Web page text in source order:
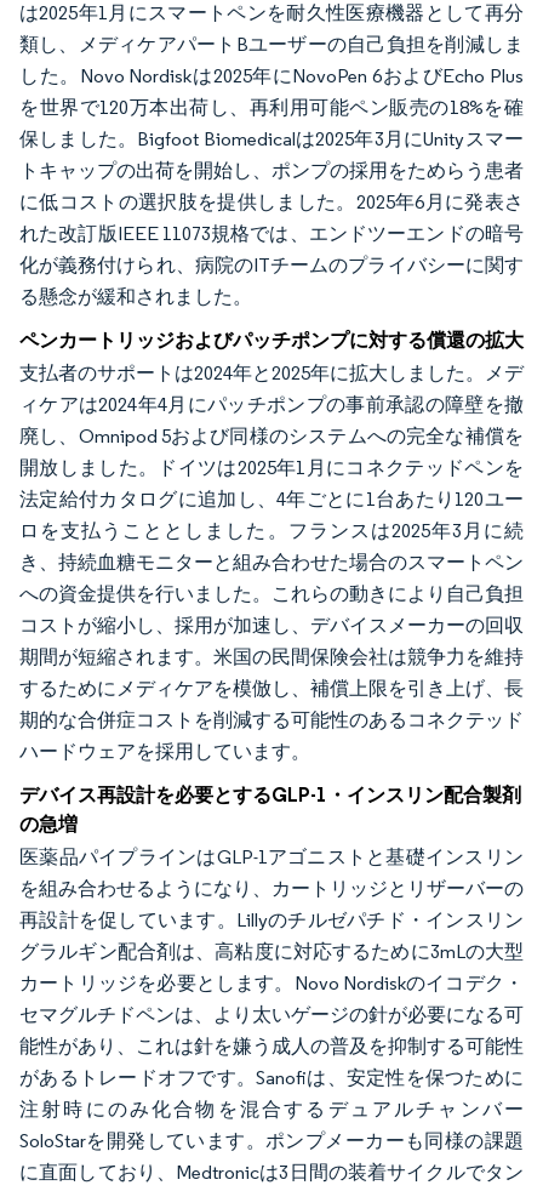
は2025年1月にスマートペンを耐久性医療機器として再分
類し、メディケアパートBユーザーの自己負担を削減しま
した。Novo Nordiskは2025年にNovoPen 6およびEcho Plus
を世界で120万本出荷し、再利用可能ペン販売の18%を確
保しました。Bigfoot Biomedicalは2025年3月にUnityスマー
トキャップの出荷を開始し、ポンプの採用をためらう患者
に低コストの選択肢を提供しました。2025年6月に発表さ
れた改訂版IEEE 11073規格では、エンドツーエンドの暗号
化が義務付けられ、病院のITチームのプライバシーに関す
る懸念が緩和されました。
ペンカートリッジおよびパッチポンプに対する償還の拡大
支払者のサポートは2024年と2025年に拡大しました。メデ
ィケアは2024年4月にパッチポンプの事前承認の障壁を撤
廃し、Omnipod 5および同様のシステムへの完全な補償を
開放しました。ドイツは2025年1月にコネクテッドペンを
法定給付カタログに追加し、4年ごとに1台あたり120ユー
ロを支払うこととしました。フランスは2025年3月に続
き、持続血糖モニターと組み合わせた場合のスマートペン
への資金提供を行いました。これらの動きにより自己負担
コストが縮小し、採用が加速し、デバイスメーカーの回収
期間が短縮されます。米国の民間保険会社は競争力を維持
するためにメディケアを模倣し、補償上限を引き上げ、長
期的な合併症コストを削減する可能性のあるコネクテッド
ハードウェアを採用しています。
デバイス再設計を必要とするGLP-1・インスリン配合製剤
の急増
医薬品パイプラインはGLP-1アゴニストと基礎インスリン
を組み合わせるようになり、カートリッジとリザーバーの
再設計を促しています。Lillyのチルゼパチド・インスリン
グラルギン配合剤は、高粘度に対応するために3mLの大型
カートリッジを必要とします。Novo Nordiskのイコデク・
セマグルチドペンは、より太いゲージの針が必要になる可
能性があり、これは針を嫌う成人の普及を抑制する可能性
があるトレードオフです。Sanofiは、安定性を保つために
注射時にのみ化合物を混合するデュアルチャンバー
SoloStarを開発しています。ポンプメーカーも同様の課題
に直面しており、Medtronicは3日間の装着サイクルでタン